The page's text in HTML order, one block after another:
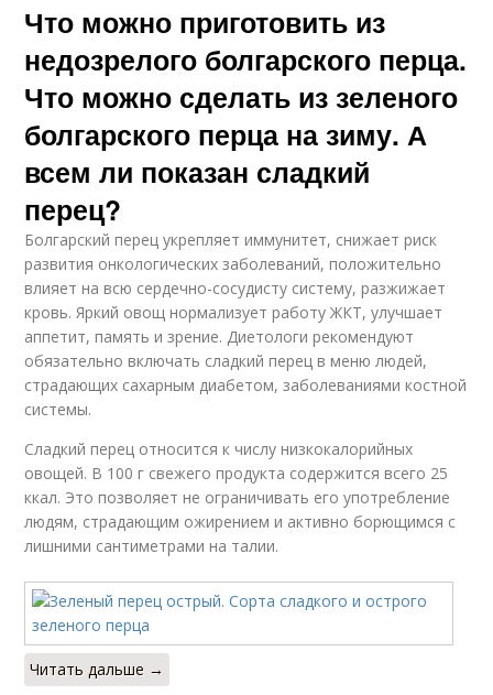
Что можно приготовить из
недозрелого болгарского перца.
Что можно сделать из зеленого
болгарского перца на зиму. А
всем ли показан сладкий
перец?
Болгарский перец укрепляет иммунитет, снижает риск
развития онкологических заболеваний, положительно
влияет на всю сердечно-сосудисту систему, разжижает
кровь. Яркий овощ нормализует работу ЖКТ, улучшает
аппетит, память и зрение. Диетологи рекомендуют
обязательно включать сладкий перец в меню людей,
страдающих сахарным диабетом, заболеваниями костной
системы.
Сладкий перец относится к числу низкокалорийных
овощей. В 100 г свежего продукта содержится всего 25
ккал. Это позволяет не ограничивать его употребление
людям, страдающим ожирением и активно борющимся с
лишними сантиметрами на талии.
Читать дальше →